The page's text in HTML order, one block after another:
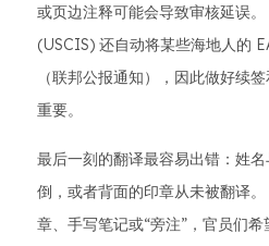
或页边注释可能会导致审核延误
(USCIS) 还自动将某些海地人的
（联邦公报通知），因此做好续
重要。
最后一刻的翻译最容易出错：姓
倒，或者背面的印章从未被翻译
章、手写​​笔记或“旁注”，官员们